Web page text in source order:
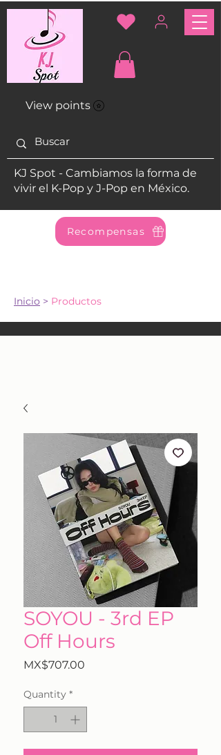
View points
KJ Spot - Cambiamos la forma de
vivir el K-Pop y J-Pop en México.
Recompensas
Inicio > Productos
SOYOU - 3rd EP
Off Hours
MX$707.00
Quantity *